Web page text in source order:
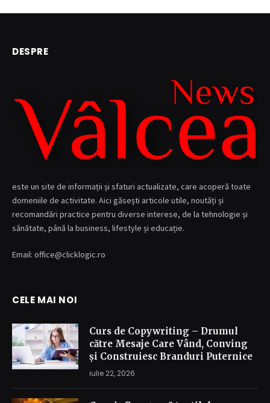
DESPRE
este un site de informații și sfaturi actualizate, care acoperă toate
domeniile de activitate. Aici găsești articole utile, noutăți și
recomandări practice pentru diverse interese, de la tehnologie și
sănătate, până la business, lifestyle și educație.
Email: office@clicklogic.ro
CELE MAI NOI
Curs de Copywriting – Drumul
către Mesaje Care Vând, Conving
și Construiesc Branduri Puternice
iulie 22, 2026